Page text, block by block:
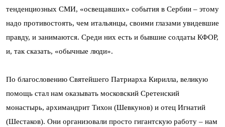
тенденциозных СМИ, «освещавших» события в Сербии – этому
надо противостоять, чем итальянцы, своими глазами увидевшие
правду, и занимаются. Среди них есть и бывшие солдаты КФОР,
и, так сказать, «обычные люди».
По благословению Святейшего Патриарха Кирилла, великую
помощь стал нам оказывать московский Сретенский
монастырь, архимандрит Тихон (Шевкунов) и отец Игнатий
(Шестаков). Они организовали просто гигантскую работу – нам